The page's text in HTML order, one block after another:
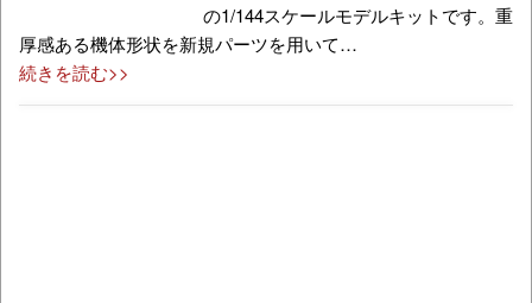
の1/144スケールモデルキットです。重
厚感ある機体形状を新規パーツを用いて…
続きを読む>>